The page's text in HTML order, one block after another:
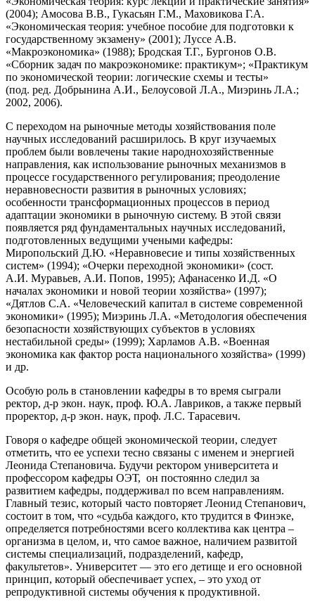
(2004); Амосова В.В., Гукасьян Г.М., Маховикова Г.А.
«Экономическая теория: учебное пособие для подготовки к
государственному экзамену» (2001); Луссе А.В.
«Макроэкономика» (1988); Бродская Т.Г., Бургонов О.В.
«Сборник задач по макроэкономике: практикум»; «Практикум
по экономической теории: логические схемы и тесты»
(под. ред. Добрынина А.И., Белоусовой Л.А., Миэринь Л.А.;
2002, 2006).
С переходом на рыночные методы хозяйствования поле
научных исследований расширилось. В круг изучаемых
проблем были вовлечены такие народнохозяйственные
направления, как использование рыночных механизмов в
процессе государственного регулирования; преодоление
неравновесности развития в рыночных условиях;
особенности трансформационных процессов в период
адаптации экономики в рыночную систему. В этой связи
появляется ряд фундаментальных научных исследований,
подготовленных ведущими учеными кафедры:
Миропольский Д.Ю. «Неравновесие и типы хозяйственных
систем» (1994); «Очерки переходной экономики» (сост.
А.И. Муравьев, А.И. Попов, 1995); Афанасенко И.Д. «О
началах экономики и новой теории хозяйства» (1997);
«Дятлов С.А. «Человеческий капитал в системе современной
экономики» (1995); Миэринь Л.А. «Методология обеспечения
безопасности хозяйствующих субъектов в условиях
нестабильной среды» (1999); Харламов А.В. «Военная
экономика как фактор роста национального хозяйства» (1999)
и др.
Особую роль в становлении кафедры в то время сыграли
ректор, д-р экон. наук, проф. Ю.А. Лавриков, а также первый
проректор, д-р экон. наук, проф. Л.С. Тарасевич.
Говоря о кафедре общей экономической теории, следует
отметить, что ее успехи тесно связаны с именем и энергией
Леонида Степановича. Будучи ректором университета и
профессором кафедры ОЭТ, он постоянно следил за
развитием кафедры, поддерживал по всем направлениям.
Главный тезис, который часто повторяет Леонид Степанович,
состоит в том, что «судьба каждого, кто трудится в Финэке,
определяется потребностями всего коллектива как центра –
организма в целом, и, что самое важное, наличием развитой
системы специализаций, подразделений, кафедр,
факультетов». Университет — это его детище и его основной
принцип, который обеспечивает успех, – это уход от
репродуктивной системы обучения к продуктивной.